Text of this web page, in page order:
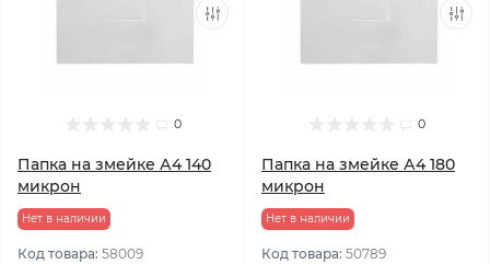
0
Папка на змейке А4 140
микрон
Нет в наличии
Код товара: 58009
0
Папка на змейке А4 180
микрон
Нет в наличии
Код товара: 50789